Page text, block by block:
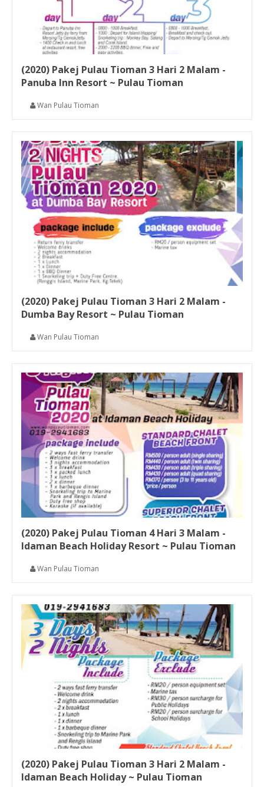
(2020) Pakej Pulau Tioman 3 Hari 2 Malam -
Panuba Inn Resort ~ Pulau Tioman
Wan Pulau Tioman
(2020) Pakej Pulau Tioman 3 Hari 2 Malam -
Dumba Bay Resort ~ Pulau Tioman
Wan Pulau Tioman
(2020) Pakej Pulau Tioman 4 Hari 3 Malam -
Idaman Beach Holiday Resort ~ Pulau Tioman
Wan Pulau Tioman
(2020) Pakej Pulau Tioman 3 Hari 2 Malam -
Idaman Beach Holiday ~ Pulau Tioman